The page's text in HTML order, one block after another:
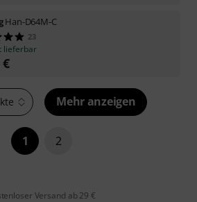
Han-D64M-C
23
lieferbar
€
Mehr anzeigen
1 2
Versand ab 29 €